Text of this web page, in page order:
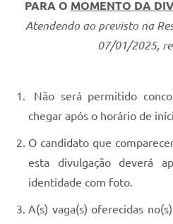
PARA O MOMENTO DA
Atendendo ao previsto na
07/01/2025,
Não será permitido
chegar após o horário de
O candidato que
esta divulgação deverá
identidade com foto.
A(s) vaga(s) oferecidas